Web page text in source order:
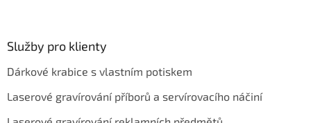
Služby pro klienty
Dárkové krabice s vlastním potiskem
Laserové gravírování příborů a servírovacího náčiní